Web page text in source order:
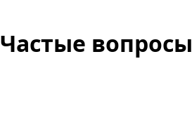
Частые вопросы